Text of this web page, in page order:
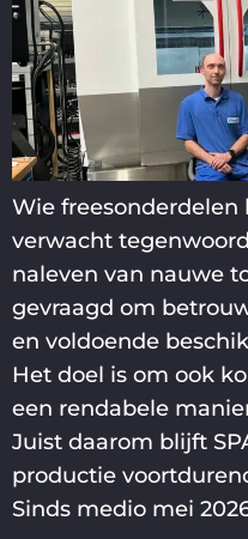
Wie freesonderdelen
verwacht
naleven van nauwe
gevraagd om
en voldoende
Het doel is om ook
een rendabele
Juist daarom blijft
productie
Sinds medio mei